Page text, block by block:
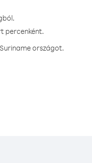
percenként.
országot.